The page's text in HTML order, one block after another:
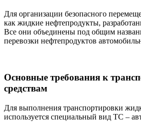
Для организации безопасного
как жидкие нефтепродукты,
Все они объединены под общим
перевозки нефтепродуктов
Основные требования к
средствам
Для выполнения транспортировки
используется специальный вид ТС –